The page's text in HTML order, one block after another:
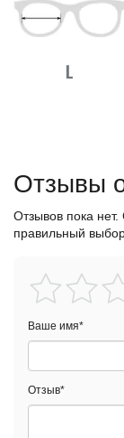
Отзывы
Отзывов пока
правильный
Ваше имя*
Отзыв*